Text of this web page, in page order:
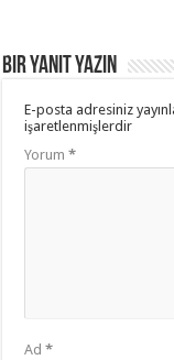
Bir yanıt yazın
E-posta adresiniz
işaretlenmişlerdir
Yorum*
Ad*